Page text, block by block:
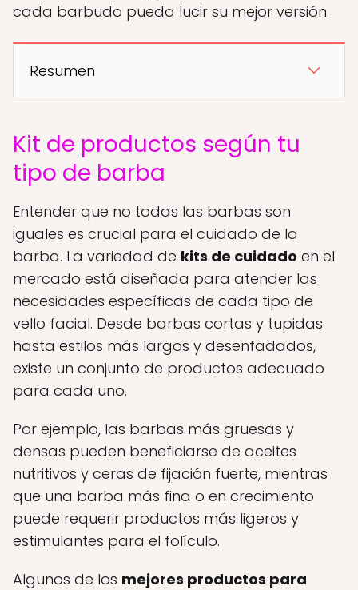
cada barbudo pueda lucir su mejor versión.
Resumen
Kit de productos según tu
tipo de barba
Entender que no todas las barbas son
iguales es crucial para el cuidado de la
barba. La variedad de kits de cuidado en el
mercado está diseñada para atender las
necesidades específicas de cada tipo de
vello facial. Desde barbas cortas y tupidas
hasta estilos más largos y desenfadados,
existe un conjunto de productos adecuado
para cada uno.
Por ejemplo, las barbas más gruesas y
densas pueden beneficiarse de aceites
nutritivos y ceras de fijación fuerte, mientras
que una barba más fina o en crecimiento
puede requerir productos más ligeros y
estimulantes para el folículo.
Algunos de los mejores productos para